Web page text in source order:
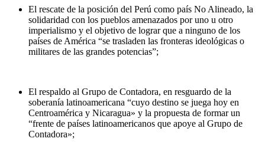
El rescate de la posición del Perú como país No Alineado, la
solidaridad con los pueblos amenazados por uno u otro
imperialismo y el objetivo de lograr que a ninguno de los
países de América “se trasladen las fronteras ideológicas o
militares de las grandes potencias”;
El respaldo al Grupo de Contadora, en resguardo de la
soberanía latinoamericana “cuyo destino se juega hoy en
Centroamérica y Nicaragua» y la propuesta de formar un
“frente de países latinoamericanos que apoye al Grupo de
Contadora»;